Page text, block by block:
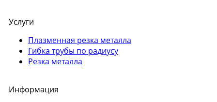
Услуги
Плазменная резка металла
Гибка трубы по радиусу
Резка металла
Информация